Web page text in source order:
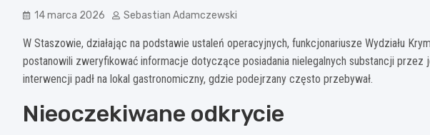
14 marca 2026 Sebastian Adamczewski
W Staszowie, działając na podstawie ustaleń operacyjnych, funkcjonariusze Wydziału
postanowili zweryfikować informacje dotyczące posiadania nielegalnych substancji przez
interwencji padł na lokal gastronomiczny, gdzie podejrzany często przebywał.
Nieoczekiwane odkrycie